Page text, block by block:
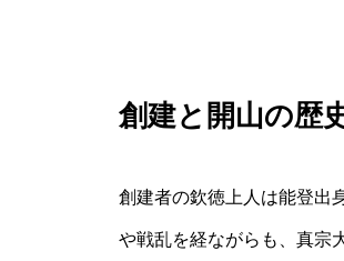
創建と開山の歴
創建者の欽徳上人は能登出
や戦乱を経ながらも、真宗